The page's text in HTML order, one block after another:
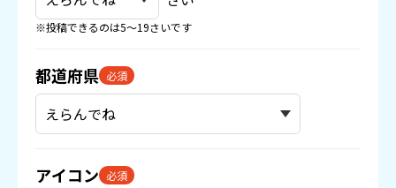
※投稿できるのは5〜19さいです
都道府県 必須
アイコン 必須